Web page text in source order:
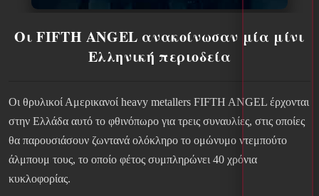
Οι FIFTH ANGEL ανακοίνωσαν μία μίνι
Ελληνική περιοδεία
Οι θρυλικοί Αμερικανοί heavy metallers FIFTH ANGEL έρχονται
στην Ελλάδα αυτό το φθινόπωρο για τρεις συναυλίες, στις οποίες
θα παρουσιάσουν ζωντανά ολόκληρο το ομώνυμο ντεμπούτο
άλμπουμ τους, το οποίο φέτος συμπληρώνει 40 χρόνια
κυκλοφορίας.